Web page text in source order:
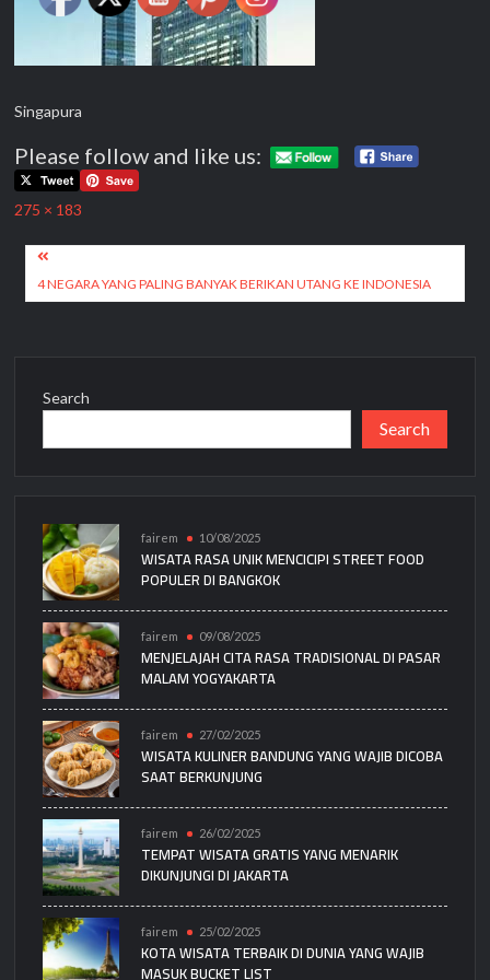
Singapura
Please follow and like us:
Full
275 × 183
Post
navigation
4 NEGARA YANG PALING BANYAK BERIKAN UTANG KE INDONESIA
Search
Search
fairem 10/08/2025
WISATA RASA UNIK MENCICIPI STREET FOOD
POPULER DI BANGKOK
fairem 09/08/2025
MENJELAJAH CITA RASA TRADISIONAL DI PASAR
MALAM YOGYAKARTA
fairem 27/02/2025
WISATA KULINER BANDUNG YANG WAJIB DICOBA
SAAT BERKUNJUNG
fairem 26/02/2025
TEMPAT WISATA GRATIS YANG MENARIK
DIKUNJUNGI DI JAKARTA
fairem 25/02/2025
KOTA WISATA TERBAIK DI DUNIA YANG WAJIB
MASUK BUCKET LIST